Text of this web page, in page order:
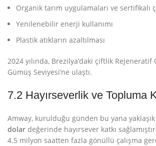
Organik tarım uygulamaları ve sertifikalı
Yenilenebilir enerji kullanımı
Plastik atıkların azaltılması
2024 yılında, Brezilya’daki çiftlik Rejeneratif
Gümüş Seviyesi’ne ulaştı.
7.2 Hayırseverlik ve Topluma
Amway, kurulduğu günden bu yana yaklaşık
dolar değerinde hayırsever katkı sağlamıştır
4.5 milyon saatten fazla gönüllü çalışma